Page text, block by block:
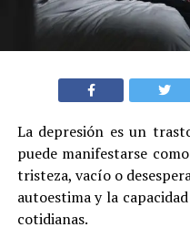
La depresión es un
puede manifestarse
tristeza, vacío o
autoestima y la
cotidianas.